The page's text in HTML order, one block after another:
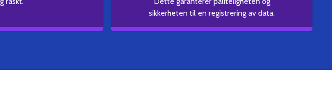
sikkerheten til en registrering av data.